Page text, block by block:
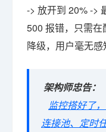
-> 放开到 20% ->
500 报错，只需
降级，用户毫无感
架构师忠告：
监控搭好了
连接池、定时